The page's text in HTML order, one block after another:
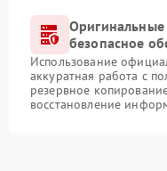
безопасное
Использование
аккуратная работа с
резервное
восстановление